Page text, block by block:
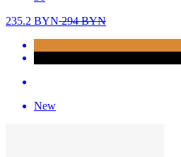
235.2 BYN294BYN
New